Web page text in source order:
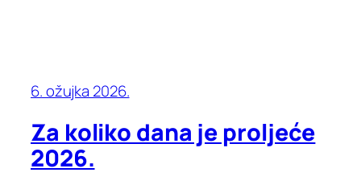
6. ožujka 2026.
Za koliko dana je proljeće
2026.